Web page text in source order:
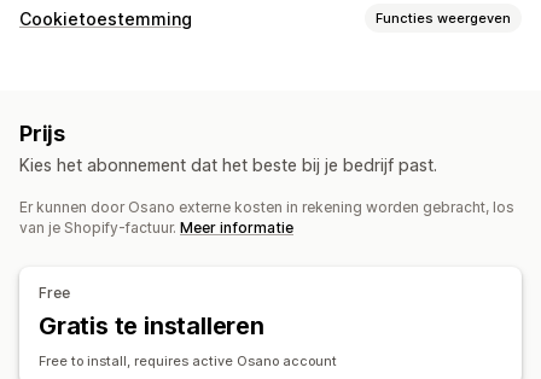
Cookietoestemming Functies weergeven
Taaldetectie
Automatische blokkering Toestemmingslogboeken
Regelgeving
CCPA CPRA CTDPA AVG LGPD
Prijs
Kies het abonnement dat het beste bij je bedrijf past.
Er kunnen door Osano externe kosten in rekening worden gebracht, los
van je Shopify-factuur. Meer informatie
Free
Gratis te installeren
Free to install, requires active Osano account